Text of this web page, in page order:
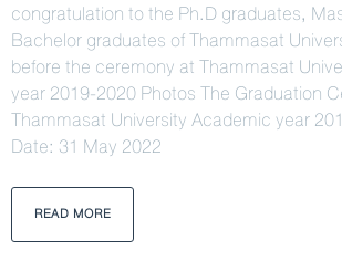
congratulation to the Ph.D graduates,
Bachelor graduates of Thammasat
before the ceremony at Thammasat
year 2019-2020 Photos The Graduation
Thammasat University Academic year
Date: 31 May 2022
READ MORE